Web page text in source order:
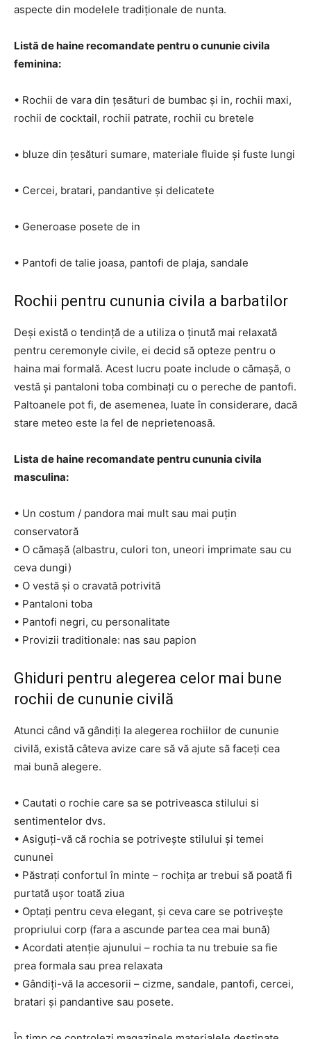
aspecte din modelele tradiționale de nunta.
Listă de haine recomandate pentru o cununie civila
feminina:
• Rochii de vara din țesături de bumbac și in, rochii maxi,
rochii de cocktail, rochii patrate, rochii cu bretele
• bluze din țesături sumare, materiale fluide și fuste lungi
• Cercei, bratari, pandantive și delicatete
• Generoase posete de in
• Pantofi de talie joasa, pantofi de plaja, sandale
Rochii pentru cununia civila a barbatilor
Deși există o tendință de a utiliza o ținută mai relaxată
pentru ceremonyle civile, ei decid să opteze pentru o
haina mai formală. Acest lucru poate include o cămașă, o
vestă și pantaloni toba combinați cu o pereche de pantofi.
Paltoanele pot fi, de asemenea, luate în considerare, dacă
stare meteo este la fel de neprietenoasă.
Lista de haine recomandate pentru cununia civila
masculina:
• Un costum / pandora mai mult sau mai puțin
conservatoră
• O cămașă (albastru, culori ton, uneori imprimate sau cu
ceva dungi)
• O vestă și o cravată potrivită
• Pantaloni toba
• Pantofi negri, cu personalitate
• Provizii traditionale: nas sau papion
Ghiduri pentru alegerea celor mai bune
rochii de cununie civilă
Atunci când vă gândiți la alegerea rochiilor de cununie
civilă, există câteva avize care să vă ajute să faceți cea
mai bună alegere.
• Cautati o rochie care sa se potriveasca stilului si
sentimentelor dvs.
• Asiguți-vă că rochia se potrivește stilului și temei
cununei
• Păstrați confortul în minte – rochița ar trebui să poată fi
purtată ușor toată ziua
• Optați pentru ceva elegant, și ceva care se potrivește
propriului corp (fara a ascunde partea cea mai bună)
• Acordati atenție ajunului – rochia ta nu trebuie sa fie
prea formala sau prea relaxata
• Gândiți-vă la accesorii – cizme, sandale, pantofi, cercei,
bratari și pandantive sau posete.